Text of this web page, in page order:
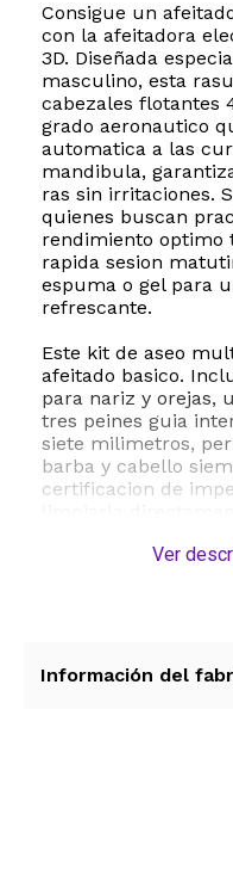
Consigue un
con la afeitadora
3D. Diseñada
masculino, esta
cabezales flotantes
grado aeronautico
automatica a las
mandibula,
ras sin irritaciones.
quienes buscan
rendimiento optimo
rapida sesion
espuma o gel para
refrescante.
Este kit de aseo
afeitado basico.
para nariz y orejas,
tres peines guia
siete milimetros,
barba y cabello
certificacion de
en cada uso.
hasta 120 minutos
Ver
Información del